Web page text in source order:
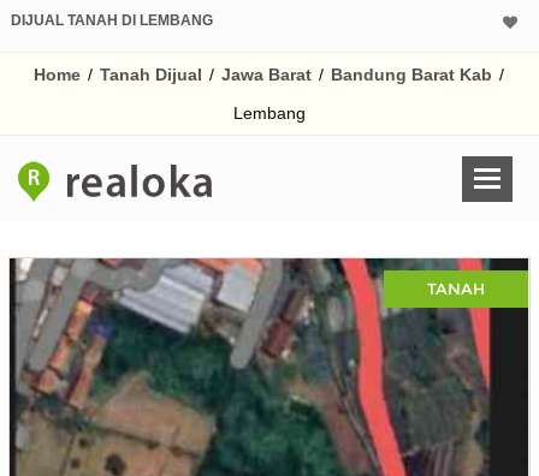
DIJUAL TANAH DI LEMBANG
Home / Tanah Dijual / Jawa Barat / Bandung Barat Kab /
Lembang
TANAH